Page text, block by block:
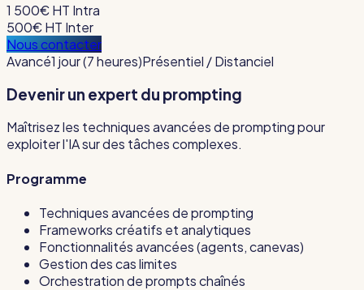
1 500€ HT Intra
500€ HT Inter
Nous contacter
Avancé1 jour (7 heures)Présentiel / Distanciel
Devenir un expert du prompting
Maîtrisez les techniques avancées de prompting pour
exploiter l'IA sur des tâches complexes.
Programme
Techniques avancées de prompting
Frameworks créatifs et analytiques
Fonctionnalités avancées (agents, canevas)
Gestion des cas limites
Orchestration de prompts chaînés